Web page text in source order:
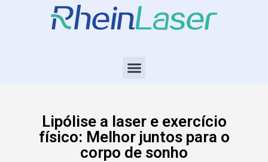
Lipólise a laser e exercício
físico: Melhor juntos para o
corpo de sonho